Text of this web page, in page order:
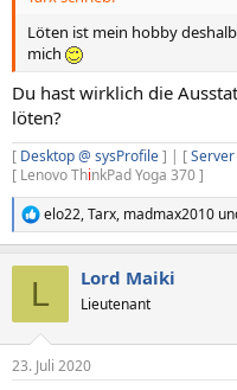
Löten ist mein hobby
mich
Du hast wirklich die
löten?
[ Desktop @ sysProfile] | [
[ Lenovo ThinkPad Yoga 370 ]
R
e
e
elo22,Tarx, madmax2010
L Lord Maiki
Lieutenant
23. Juli 2020